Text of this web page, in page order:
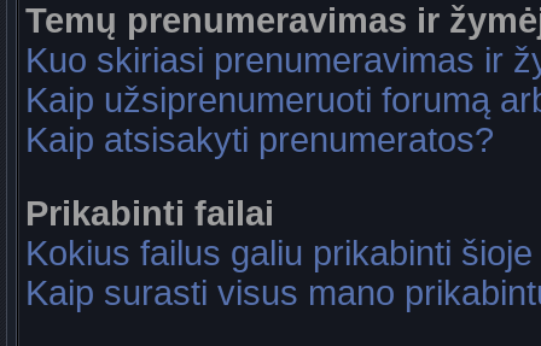
Temų prenumeravimas ir
Kuo skiriasi prenumeravimas ir
Kaip užsiprenumeruoti forumą
Kaip atsisakyti prenumeratos?
Prikabinti failai
Kokius failus galiu prikabinti
Kaip surasti visus mano